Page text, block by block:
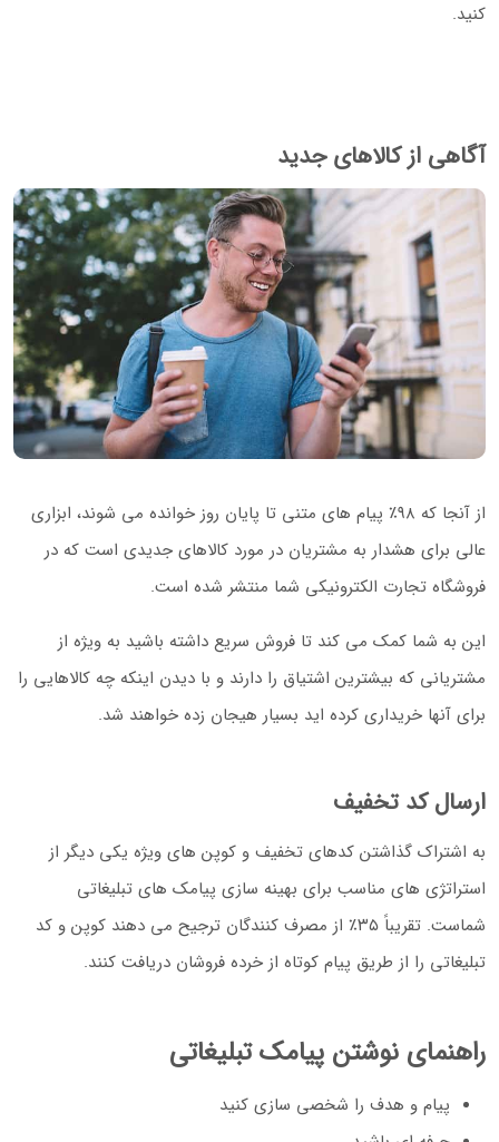
کنید.
آگاهی از کالاهای جدید
از آنجا که ۹۸٪ پیام های متنی تا پایان روز خوانده می شوند، ابزاری
عالی برای هشدار به مشتریان در مورد کالاهای جدیدی است که در
فروشگاه تجارت الکترونیکی شما منتشر شده است.
این به شما کمک می کند تا فروش سریع داشته باشید به ویژه از
مشتریانی که بیشترین اشتیاق را دارند و با دیدن اینکه چه کالاهایی را
برای آنها خریداری کرده اید بسیار هیجان زده خواهند شد.
ارسال کد تخفیف
به اشتراک گذاشتن کدهای تخفیف و کوپن های ویژه یکی دیگر از
استراتژی های مناسب برای بهینه سازی پیامک های تبلیغاتی
شماست. تقریباً ۳۵٪ از مصرف کنندگان ترجیح می دهند کوپن و کد
تبلیغاتی را از طریق پیام کوتاه از خرده فروشان دریافت کنند.
راهنمای نوشتن پیامک تبلیغاتی
پیام و هدف را شخصی سازی کنید